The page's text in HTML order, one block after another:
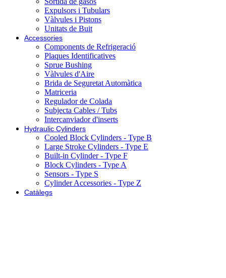
Expulsors i Tubulars
Vàlvules i Pistons
Unitats de Buit
Accessories
Components de Refrigeració
Plaques Identificatives
Sprue Bushing
Vàlvules d'Aire
Brida de Seguretat Automàtica
Matriceria
Regulador de Colada
Subjecta Cables / Tubs
Intercanviador d'inserts
Hydraulic Cylinders
Cooled Block Cylinders - Type B
Large Stroke Cylinders - Type E
Built-in Cylinder - Type F
Block Cylinders - Type A
Sensors - Type S
Cylinder Accessories - Type Z
Catàlegs